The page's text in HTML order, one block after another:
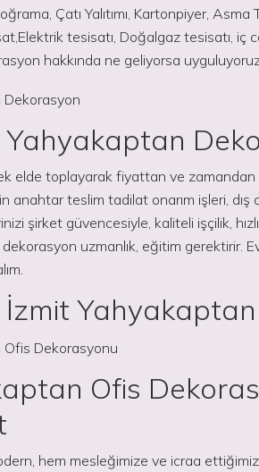
Çatı Yalıtımı, Kartonpiyer,
tesisatı, Doğalgaz tesisatı, iç
hakkında ne geliyorsa
Yahyakaptan
elde toplayarak fiyattan ve zamandan
anahtar teslim tadilat onarım işleri, dış
şirket güvencesiyle, kaliteli işçilik,
dekorasyon uzmanlık, eğitim gerektirir.
İzmit
Ofis
hem mesleğimize ve icraa